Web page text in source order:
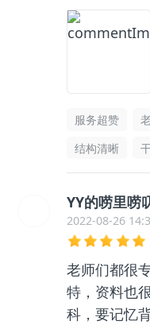
服务超赞
结构清晰
YY的唠里唠
2022-08-26
老师们都很
特，资料也
科，要记忆